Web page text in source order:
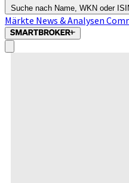
Suche nach Name, WKN oder
Märkte News & Analysen